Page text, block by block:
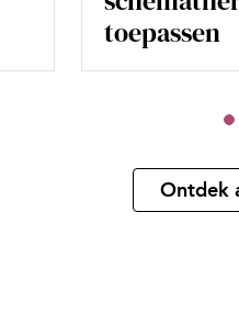
toepassen
Ontdek